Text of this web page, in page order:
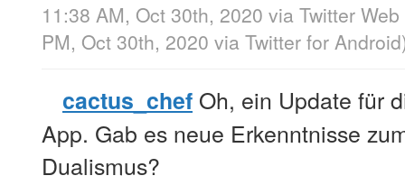
11:38 AM, Oct 30th, 2020 via Twitter
PM, Oct 30th, 2020 via Twitter for Android
cactus_chef Oh, ein Update für
App. Gab es neue Erkenntnisse
Dualismus?